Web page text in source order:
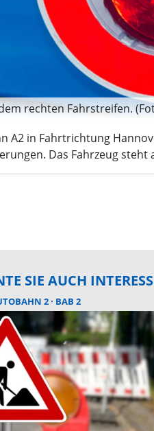
rechten Fahrstreifen.
A2 in Fahrtrichtung
Das Fahrzeug
SIE AUCH
2 BAB 2